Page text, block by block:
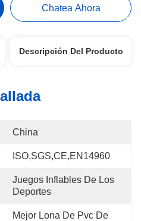
Chatea Ahora
Descripción Del Producto
China
ISO,SGS,CE,EN14960
Juegos Inflables De Los
Deportes
Mejor Lona De Pvc De